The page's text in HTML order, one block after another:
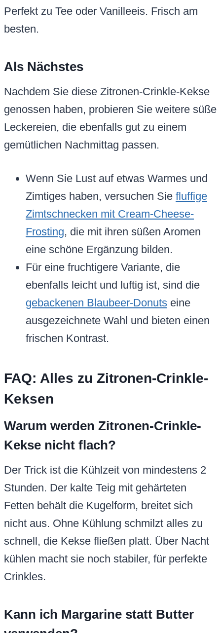
Perfekt zu Tee oder Vanilleeis. Frisch am
besten.
Als Nächstes
Nachdem Sie diese Zitronen-Crinkle-Kekse
genossen haben, probieren Sie weitere süße
Leckereien, die ebenfalls gut zu einem
gemütlichen Nachmittag passen.
Wenn Sie Lust auf etwas Warmes und
Zimtiges haben, versuchen Sie fluffige
Zimtschnecken mit Cream-Cheese-
Frosting, die mit ihren süßen Aromen
eine schöne Ergänzung bilden.
Für eine fruchtigere Variante, die
ebenfalls leicht und luftig ist, sind die
gebackenen Blaubeer-Donuts eine
ausgezeichnete Wahl und bieten einen
frischen Kontrast.
FAQ: Alles zu Zitronen-Crinkle-
Keksen
Warum werden Zitronen-Crinkle-
Kekse nicht flach?
Der Trick ist die Kühlzeit von mindestens 2
Stunden. Der kalte Teig mit gehärteten
Fetten behält die Kugelform, breitet sich
nicht aus. Ohne Kühlung schmilzt alles zu
schnell, die Kekse fließen platt. Über Nacht
kühlen macht sie noch stabiler, für perfekte
Crinkles.
Kann ich Margarine statt Butter